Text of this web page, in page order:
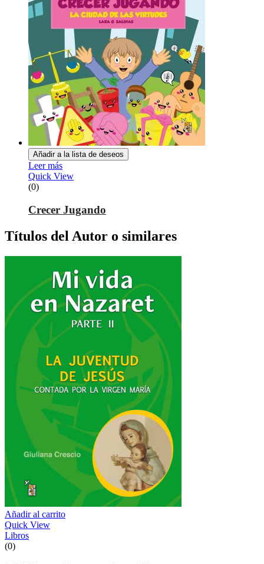
Añadir a la lista de deseos
Leer más
Quick View
(0)
Crecer Jugando
Títulos del Autor o similares
Añadir al carrito
Quick View
Libros
(0)